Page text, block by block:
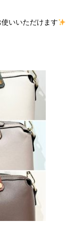
いいただけます